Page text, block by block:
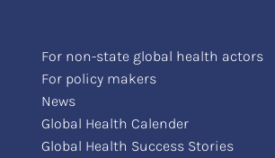
For non-state global health actors
For policy makers
News
Global Health Calender
Global Health Success Stories